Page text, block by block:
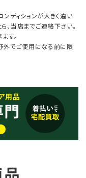
ディションが大きく違い
、当店までご連絡下さい。
す。
外でご使用になる前に限